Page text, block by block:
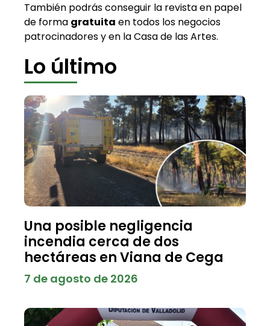
También podrás conseguir la revista en papel
de forma gratuita en todos los negocios
patrocinadores y en la Casa de las Artes.
Lo último
Una posible negligencia
incendia cerca de dos
hectáreas en Viana de Cega
7 de agosto de 2026